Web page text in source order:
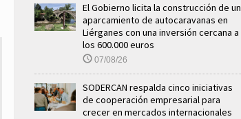
El Gobierno licita la construcción de un
aparcamiento de autocaravanas en
Liérganes con una inversión cercana a
los 600.000 euros
07/08/26
SODERCAN respalda cinco iniciativas
de cooperación empresarial para
crecer en mercados internacionales